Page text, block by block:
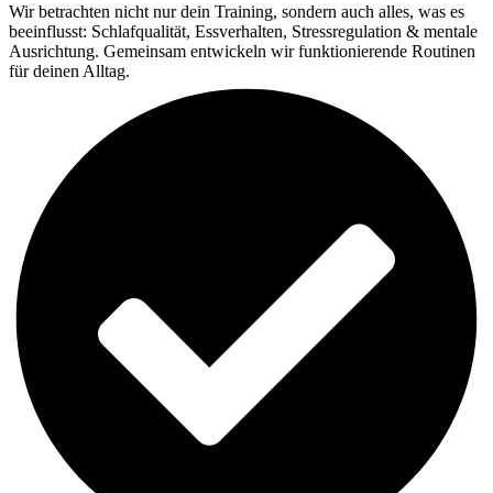
Wir betrachten nicht nur dein Training, sondern auch alles, was es
beeinflusst: Schlafqualität, Essverhalten, Stressregulation & mentale
Ausrichtung. Gemeinsam entwickeln wir funktionierende Routinen
für deinen Alltag.